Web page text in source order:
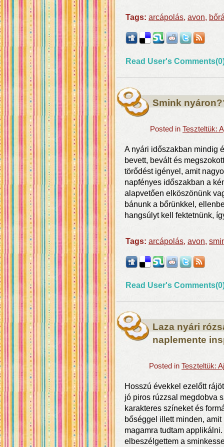
Tags: arcápolás, avon,
Read User's
Smink
Posted in Teszteltük:
A nyári időszakban mindig
bevett, bevált és
törődést igényel, amit
napfényes időszakban a
alapvetően elköszönünk
bánunk a bőrünkkel,
hangsúlyt kell fektetnünk,
Tags: arcápolás, avon,
Read User's
Laza nyári
naplemente
Posted in Teszteltük:
Hosszú évekkel ezelőtt
jó piros rúzzsal megdobva
karakteres színeket és
bőséggel illett minden,
magamra tudtam
elbeszélgettem a